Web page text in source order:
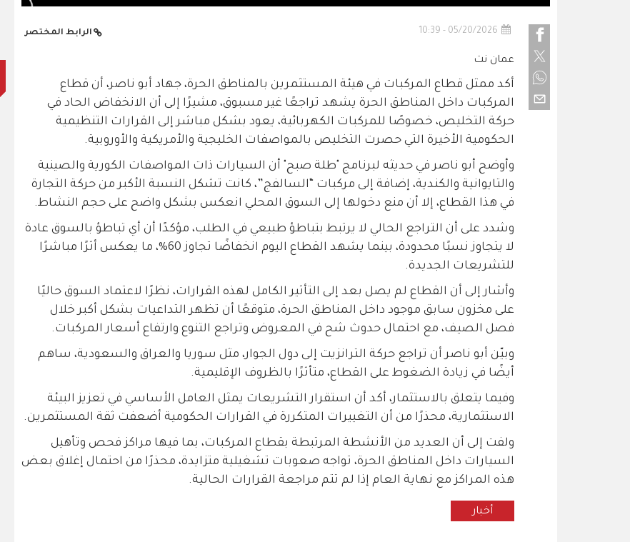
05/20/2026 - 10:39 الرابط المختصر
عمان نت
أكد ممثل قطاع المركبات في هيئة المستثمرين بالمناطق الحرة، جهاد أبو ناصر، أن قطاع
المركبات داخل المناطق الحرة يشهد تراجعًا غير مسبوق، مشيرًا إلى أن الانخفاض الحاد في
حركة التخليص، خصوصًا للمركبات الكهربائية، يعود بشكل مباشر إلى القرارات التنظيمية
الحكومية الأخيرة التي حصرت التخليص بالمواصفات الخليجية والأمريكية والأوروبية.
وأوضح أبو ناصر في حديثه لبرنامج "طلة صبح" أن السيارات ذات المواصفات الكورية والصينية
والتايوانية والكندية، إضافة إلى مركبات “السالفج”، كانت تشكل النسبة الأكبر من حركة التجارة
في هذا القطاع، إلا أن منع دخولها إلى السوق المحلي انعكس بشكل واضح على حجم النشاط.
وشدد على أن التراجع الحالي لا يرتبط بتباطؤ طبيعي في الطلب، مؤكدًا أن أي تباطؤ بالسوق عادة
لا يتجاوز نسبًا محدودة، بينما يشهد القطاع اليوم انخفاضًا تجاوز 60%، ما يعكس أثرًا مباشرًا
للتشريعات الجديدة.
وأشار إلى أن القطاع لم يصل بعد إلى التأثير الكامل لهذه القرارات، نظرًا لاعتماد السوق حاليًا
على مخزون سابق موجود داخل المناطق الحرة، متوقعًا أن تظهر التداعيات بشكل أكبر خلال
فصل الصيف، مع احتمال حدوث شح في المعروض وتراجع التنوع وارتفاع أسعار المركبات.
وبيّن أبو ناصر أن تراجع حركة الترانزيت إلى دول الجوار، مثل سوريا والعراق والسعودية، ساهم
أيضًا في زيادة الضغوط على القطاع، متأثرًا بالظروف الإقليمية.
وفيما يتعلق بالاستثمار، أكد أن استقرار التشريعات يمثل العامل الأساسي في تعزيز البيئة
الاستثمارية، محذرًا من أن التغييرات المتكررة في القرارات الحكومية أضعفت ثقة المستثمرين.
ولفت إلى أن العديد من الأنشطة المرتبطة بقطاع المركبات، بما فيها مراكز فحص وتأهيل
السيارات داخل المناطق الحرة، تواجه صعوبات تشغيلية متزايدة، محذرًا من احتمال إغلاق بعض
هذه المراكز مع نهاية العام إذا لم تتم مراجعة القرارات الحالية.
أخبار